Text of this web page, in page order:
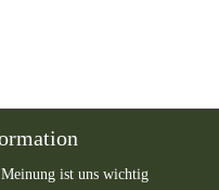
ist uns wichtig